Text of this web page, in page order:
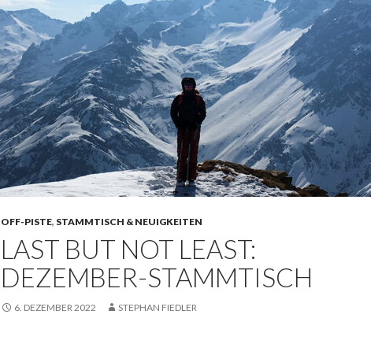
OFF-PISTE, STAMMTISCH & NEUIGKEITEN
LAST BUT NOT LEAST:
DEZEMBER-STAMMTISCH
6. DEZEMBER 2022 STEPHAN FIEDLER